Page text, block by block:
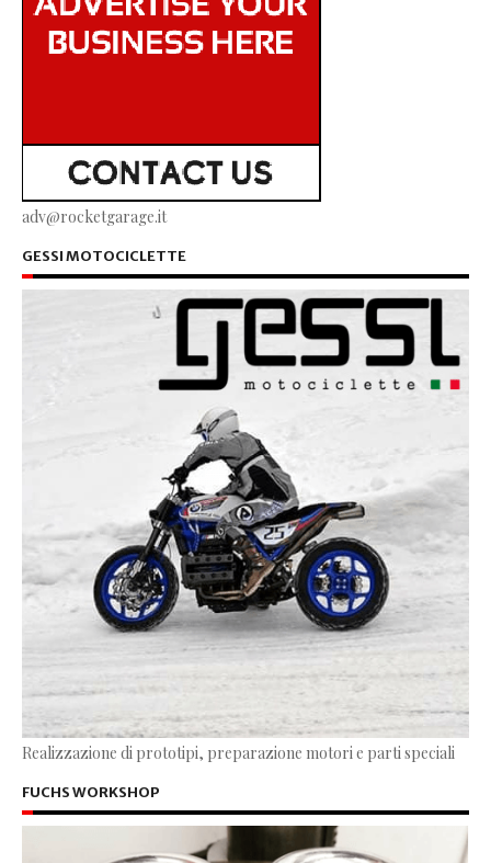
adv@rocketgarage.it
GESSI MOTOCICLETTE
Realizzazione di prototipi, preparazione motori e parti speciali
FUCHS WORKSHOP